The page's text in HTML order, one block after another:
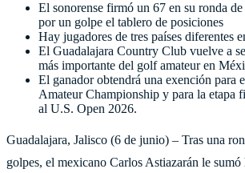
El sonorense firmó un 67 en su ronda
por un golpe el tablero de posiciones
Hay jugadores de tres países diferentes
El Guadalajara Country Club vuelve a
más importante del golf amateur en
El ganador obtendrá una exención para
Amateur Championship y para la etapa
al U.S. Open 2026.
Guadalajara, Jalisco (6 de junio) – Tras una
golpes, el mexicano Carlos Astiazarán le